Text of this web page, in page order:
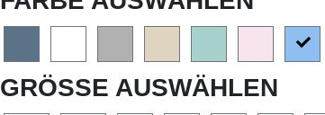
GRÖSSE AUSWÄHLEN